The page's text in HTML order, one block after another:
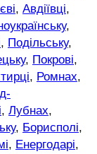
, Авдіївці,
,
, Подільську,
, Покрові,
, Ромнах,
, Лубнах,
, Борисполі,
, Енергодарі,